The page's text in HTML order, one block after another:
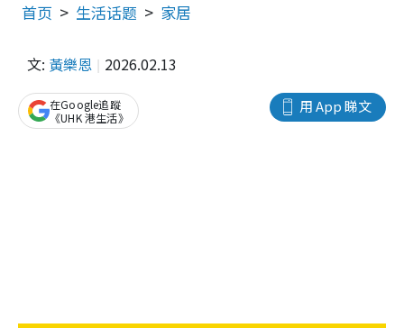
首页 生活话题 家居
文: 黃樂恩 2026.02.13
用 App 睇文
在Google追蹤
《UHK 港生活》